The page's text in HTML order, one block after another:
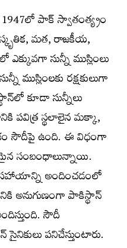
పాక్ స్వాతంత్య్రం
మత, రాజకీయ,
సున్నీ ముస్లింలు
ముస్లింలకు రక్షకులుగా
కూడా సున్నీలు
పవిత్ర స్థలాలైన మక్కా,
సౌదీపై ఉంది. ఈ విధంగా
సంబంధాలున్నాయి.
సహాయాన్ని అందించడంలో
అనుగుణంగా పాకిస్థాన్
సౌదీ
పనిచేస్తుంటారు.